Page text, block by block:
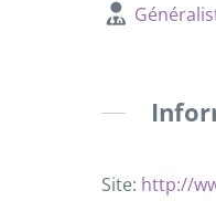
Site: http://